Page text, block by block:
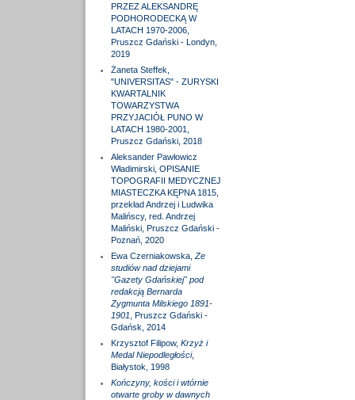
PRZEZ ALEKSANDRĘ
PODHORODECKĄ W
LATACH 1970-2006,
Pruszcz Gdański - Londyn,
2019
Żaneta Steffek,
"UNIVERSITAS" - ZURYSKI
KWARTALNIK
TOWARZYSTWA
PRZYJACIÓŁ PUNO W
LATACH 1980-2001,
Pruszcz Gdański, 2018
Aleksander Pawłowicz
Władimirski, OPISANIE
TOPOGRAFII MEDYCZNEJ
MIASTECZKA KĘPNA 1815,
przekład Andrzej i Ludwika
Malińscy, red. Andrzej
Maliński, Pruszcz Gdański -
Poznań, 2020
Ewa Czerniakowska, Ze
studiów nad dziejami
"Gazety Gdańskiej" pod
redakcją Bernarda
Zygmunta Milskiego 1891-
1901 , Pruszcz Gdański -
Gdańsk, 2014
Krzysztof Filipow, Krzyż i
Medal Niepodległości,
Białystok, 1998
Kończyny, kości i wtórnie
otwarte groby w dawnych